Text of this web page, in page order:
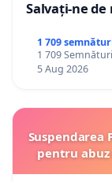
Salvați-ne
1 709
1 709
5 Aug 2026
Suspendarea
pentru